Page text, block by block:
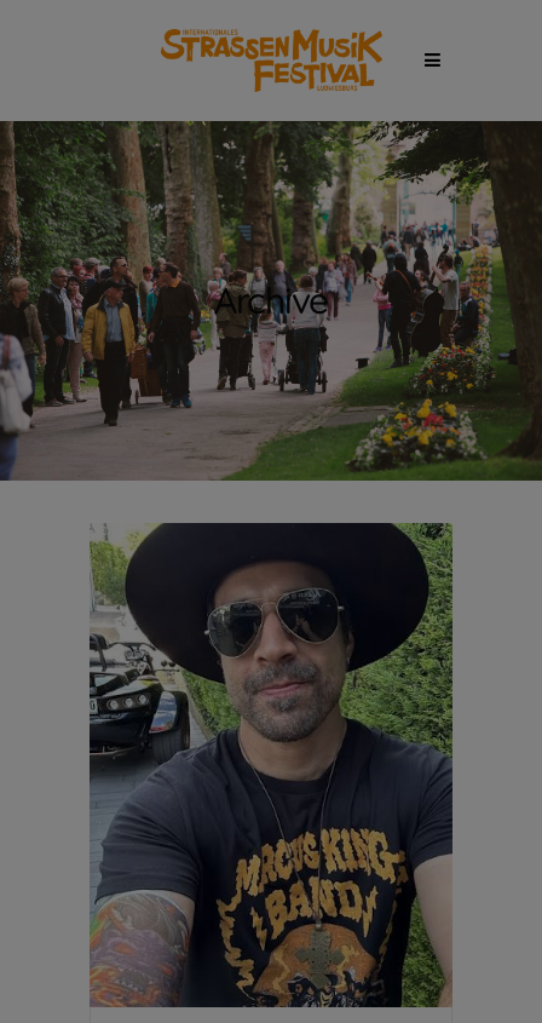
Archive